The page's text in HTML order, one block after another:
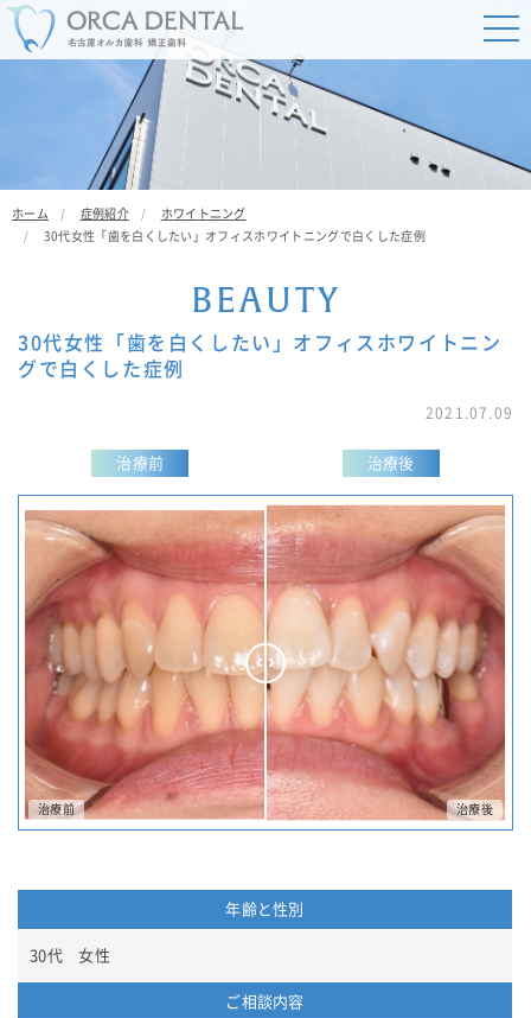
ホーム 症例紹介
ホワイトニング
30代女性「歯を白くしたい」オフィスホワイトニングで白くした症例
BEAUTY
30代女性「歯を白くしたい」オフィスホワイトニン
グで白くした症例
2021.07.09
治療前 治療後
年齢と性別
30代 女性
ご相談内容